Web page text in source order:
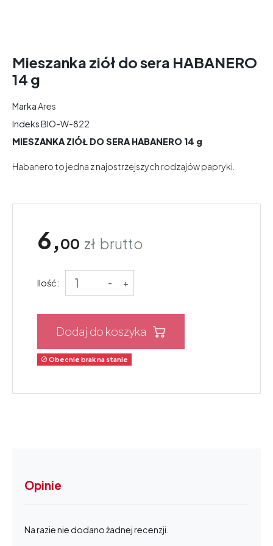
Mieszanka ziół do sera HABANERO
14 g
MarkaAres
IndeksBIO-W-822
MIESZANKA ZIÓŁ DO SERA HABANERO 14 g
Habanero to jedna z najostrzejszych rodzajów papryki.
6,00 zł brutto
Ilość: - +
Dodaj do koszyka
 Obecnie brak na stanie
Opinie
Na razie nie dodano żadnej recenzji.